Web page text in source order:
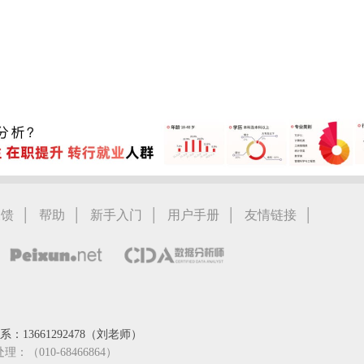
| 帮助 | 新手入门 | 用户手册 | 友情链接 |
：13661292478（刘老师）
：（010-68466864）